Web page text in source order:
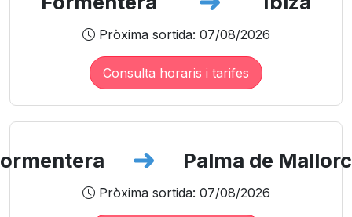
Pròxima sortida: 07/08/2026
Consulta horaris i tarifes
Palma de
Pròxima sortida: 07/08/2026